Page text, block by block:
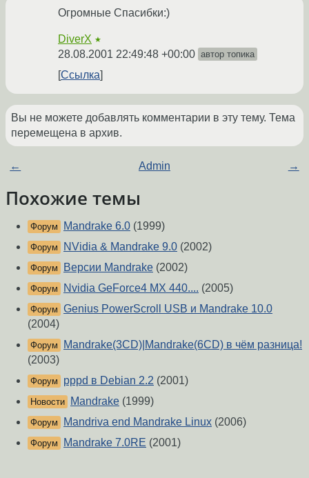
Огромные Спасибки:)
DiverX ★
28.08.2001 22:49:48 +00:00 автор топика
Ссылка
Вы не можете добавлять комментарии в эту тему. Тема
перемещена в архив.
← Admin →
Похожие темы
Форум Mandrake 6.0 (1999)
Форум NVidia & Mandrake 9.0 (2002)
Форум Версии Mandrake (2002)
Форум Nvidia GeForce4 MX 440.... (2005)
Форум Genius PowerScroll USB и Mandrake 10.0
(2004)
Форум
Mandrake(3CD)|Mandrake(6CD) в чём разница!
(2003)
Форум pppd в Debian 2.2 (2001)
Новости Mandrake (1999)
Форум Mandriva end Mandrake Linux (2006)
Форум Mandrake 7.0RE (2001)